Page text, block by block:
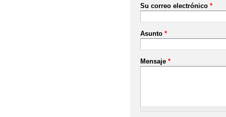
Su correo electrónico *
Asunto *
Mensaje *